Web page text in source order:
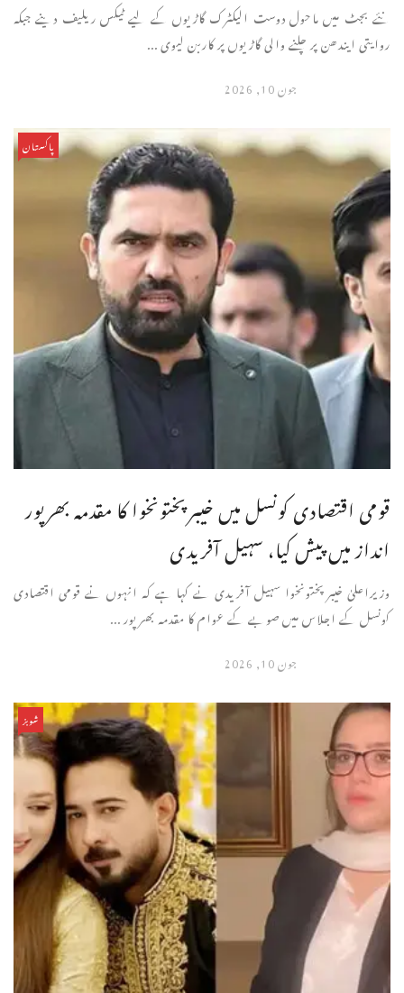
نئے بجٹ میں ماحول دوست الیکٹرک گاڑیوں کے لیے ٹیکس ریلیف دینے جبکہ
روایتی ایندھن پر چلنے والی گاڑیوں پر کاربن لیوی ...
جون 10, 2026
پاکستان
قومی اقتصادی کونسل میں خیبرپختونخوا کا مقدمہ بھرپور
انداز میں پیش کیا، سہیل آفریدی
وزیراعلیٰ خیبرپختونخوا سہیل آفریدی نے کہا ہے کہ انہوں نے قومی اقتصادی
کونسل کے اجلاس میں صوبے کے عوام کا مقدمہ بھرپور ...
جون 10, 2026
شوبز